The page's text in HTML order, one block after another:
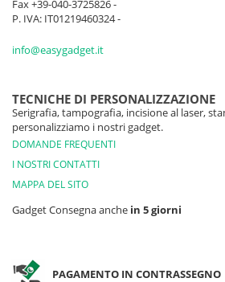
Fax +39-040-3725826 -
P. IVA: IT01219460324 -
info@easygadget.it
TECNICHE DI PERSONALIZZAZIONE
Serigrafia, tampografia, incisione al laser,
personalizziamo i nostri gadget.
DOMANDE FREQUENTI
I NOSTRI CONTATTI
MAPPA DEL SITO
Gadget Consegna anche in 5 giorni
PAGAMENTO IN CONTRASSEGNO